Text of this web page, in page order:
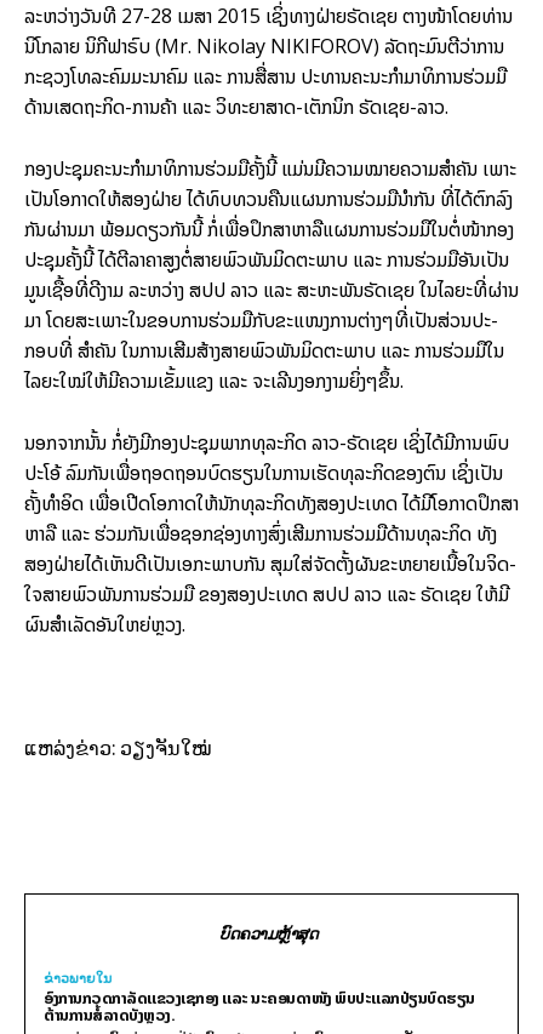
ລະ­ຫວ່າງວັນ​ທີ 27-28 ເມ­ສາ 2015 ເຊິ່ງ​ທາງ​ຝ່າຍຣັດ​ເຊຍ ຕາງ­ໜ້າ​ໂດຍ​ທ່ານ
ນິໂກ​ລາຍ ນິ​ກີ​ຟາ​ຣົບ (Mr. Nikolay NIKIFOROV) ລັດ​ຖະ​ມົນຕີ​ວ່າ­ການ
ກະ­ຊວງ​ໂທລະ​ຄົມ​ມະນາ​ຄົມ ແລະ ການ​ສື່­ສານ ປະທານ​ຄະ­ນະ​ກຳ­ມາ​ທິ​ການ​ຮ່ວມ​ມື
ດ້ານ​ເສດ­ຖະ­ກິດ-ການ​ຄ້າ ແລະ ວິ­ທະ­ຍາ­ສາດ-ເຕັກ­ນິກ ຣັດ​ເຊຍ-ລາວ.
ກອງ​ປະ­ຊຸມ​ຄະ­ນະ​ກຳ­ມາ​ທິການ​ຮ່ວມ​ມື​ຄັ້ງ​ນີ້ ແມ່ນ​ມີ​ຄວາມໝາຍ​ຄວາມ​ສຳ­ຄັນ ເພາະ​
ເປັນໂອ­ກາດ​ໃຫ້​ສອງ​ຝ່າຍ ໄດ້​ທົບທວນ­ຄືນແຜນ­ການ​ຮ່ວມ​ມື​ນຳກັນ ​ທີ່​ໄດ້​ຕົກ­ລົງ​
ກັນ​ຜ່ານ​ມາ ພ້ອມດຽວ​ກັນ​ນີ້ ກໍ່​ເພື່ອ​ປຶກ­ສາ​ຫາ­ລືແຜນ­ການ​ຮ່ວມ​ມື​ໃນ­ຕໍ່­ໜ້າກອງ
ປະ­ຊຸມ​ຄັ້ງ​ນີ້ ໄດ້​ຕີ​ລາ­ຄາ​ສູງຕໍ່ສາຍ​ພົວ­ພັນ​ມິດ­ຕະ­ພາບ ແລະ ການ​ຮ່ວມ​ມືອັນ​ເປັນ​
ມູນ­ເຊື້ອ​ທີ່ດີ­ງາມ ລະ­ຫວ່າງ ສປປ ລາວ ແລະ ສະ­ຫະ­ພັນ​ຣັດ​ເຊຍ ໃນ​ໄລຍະ​ທີ່​ຜ່ານ​
ມາ ໂດຍ​ສະ­ເພາະໃນຂອບ​ການ​ຮ່ວມ​ມື​ກັບ​ຂະ­ແໜງການ​ຕ່າງໆທີ່​ເປັນ​ສ່ວນ​ປະ­
ກອບທີ່​ ສຳ­ຄັນ ໃນ​ການ​ເສີມ​ສ້າງ​ສາຍພົວ­ພັນມິດ­ຕະ­ພາບ ແລະ ການຮ່ວມ​ມື​ໃນ​
ໄລ­ຍະ​ໃໝ່​ໃຫ້​ມີ​ຄວາມເຂັ້ມ­ແຂງ ແລະ ຈະ­ເລີນງອກງາມ​ຍິ່ງໆ​ຂຶ້ນ.
ນອກ­ຈາກ​ນັ້ນ ກໍ່​ຍັງ​ມີ​ກອງປະ­ຊຸມ​ພາກ​ທຸ­ລະ​ກິດ ລາວ-ຣັດເຊຍ ເຊິ່ງ​ໄດ້​ມີ​ການ​ພົບ​
ປະ​ໂອ້ ລົມ​ກັນເພື່ອ​ຖອດ​ຖອນ​ບົດ­ຮຽນໃນ​ການ​ເຮັດ​ທຸ­ລະ​ກິດ​ຂອງ​ຕົນ ເຊິ່ງ​ເປັນ​
ຄັ້ງ​ທຳ​ອິດ ເພື່ອເປີດ​ໂອກາດ​ໃຫ້​ນັກ­ທຸ­ລະ­ກິດ​ທັງ​ສອງ​ປະເທດ ໄດ້​ມີ​ໂອ­ກາດ​ປຶກ­ສາ​
ຫາ­ລື ແລະ ຮ່ວມ​ກັນ​ເພື່ອ​ຊອກ​ຊ່ອງທາງ​ສົ່ງ­ເສີມ​ການ​ຮ່ວມ​ມື​ດ້ານ​ທຸລະ​ກິດ ທັງ​
ສອງ​ຝ່າຍ​ໄດ້​ເຫັນ​ດີເປັນ​ເອ­ກະພາບ​ກັນ ສຸມ​ໃສ່​ຈັດຕັ້ງ​ຜັນ​ຂະ­ຫຍາຍ​ເນື້ອ​ໃນ​ຈິດ­
ໃຈສາຍ​ພົວ­ພັນ​ການ​ຮ່ວມ​ມື​ ຂອງສອງປະ­ເທດ ສປປ ລາວ ແລະ ຣັດ​ເຊຍ ໃຫ້​ມີ​
ຜົນ­ສຳ­ເລັດ​ອັນໃຫຍ່​ຫຼວງ.
ແຫລ່ງ​ຂ່າວ: ວຽງ​ຈັນ​ໃໝ່
ບົດຄວາມຫຼ້າສຸດ
ຂ່າວພາຍ​ໃນ
ອົງການກວດກາລັດແຂວງເຊກອງ ແລະ ນະຄອນດາໜັງ ພົບປະແລກປ່ຽນບົດຮຽນ
ຕ້ານການສໍ້ລາດບັງຫຼວງ.